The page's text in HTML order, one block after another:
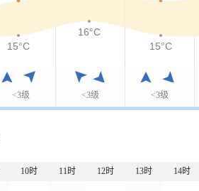
<3级 <3级 <3级
15°C
16°C
15°C
10时 11时 12时 13时 14时